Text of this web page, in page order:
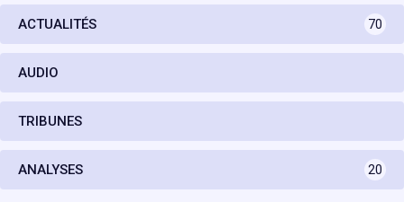
ACTUALITÉS 70
AUDIO
TRIBUNES
ANALYSES 20